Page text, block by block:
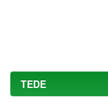
TEDE